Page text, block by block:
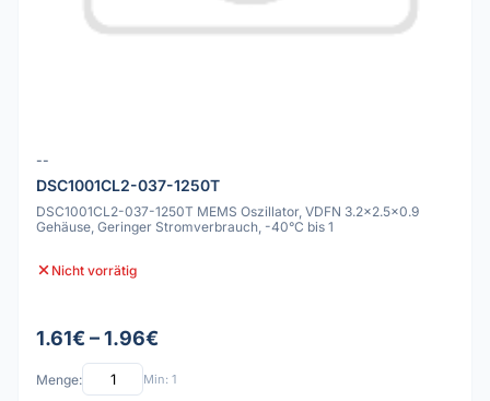
--
DSC1001CL2-037-1250T
DSC1001CL2-037-1250T MEMS Oszillator, VDFN 3.2x2.5x0.9
Gehäuse, Geringer Stromverbrauch, -40°C bis 1
Nicht vorrätig
1.61€ – 1.96€
Menge: Min: 1